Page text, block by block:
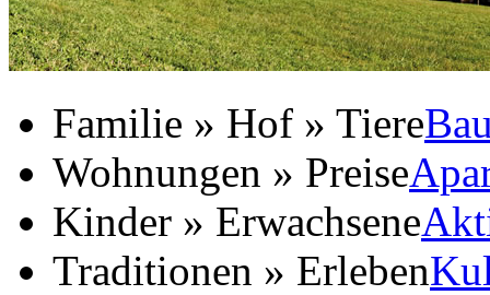
Familie » Hof » Tiere
Wohnungen » Preise
Kinder » Erwachsene
Traditionen » Erleben